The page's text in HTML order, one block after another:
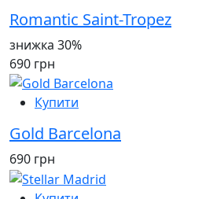
Romantic Saint-Tropez
знижка 30%
690 грн
Купити
Gold Barcelona
690 грн